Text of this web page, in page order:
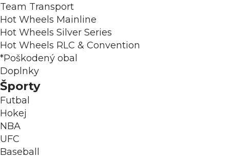
Team Transport
Hot Wheels Mainline
Hot Wheels Silver Series
Hot Wheels RLC & Convention
*Poškodený obal
Doplnky
Športy
Futbal
Hokej
NBA
UFC
Baseball